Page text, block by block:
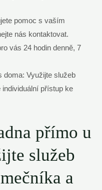
pomoc s vaším
nás kontaktovat.
vás ‍24⁤ hodin ⁤denně, 7
‍přímo u
služeb
a